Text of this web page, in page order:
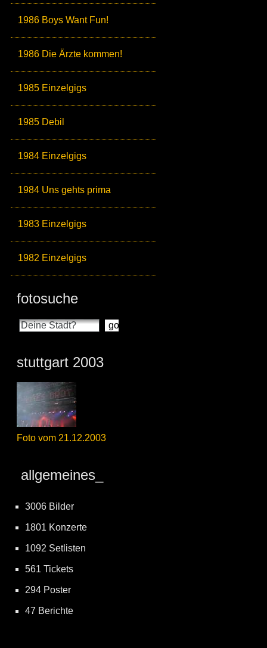
1986 Boys Want Fun!
1986 Die Ärzte kommen!
1985 Einzelgigs
1985 Debil
1984 Einzelgigs
1984 Uns gehts prima
1983 Einzelgigs
1982 Einzelgigs
fotosuche
stuttgart 2003
Foto vom 21.12.2003
allgemeines_
3006 Bilder
1801 Konzerte
1092 Setlisten
561 Tickets
294 Poster
47 Berichte